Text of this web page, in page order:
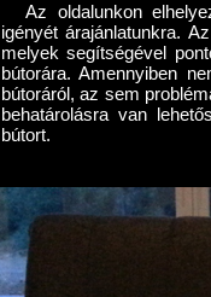
Az oldalunkon
igényét árajánlatunkra.
melyek segítségével
bútorára. Amennyiben
bútoráról, az sem
behatárolásra van
bútort.